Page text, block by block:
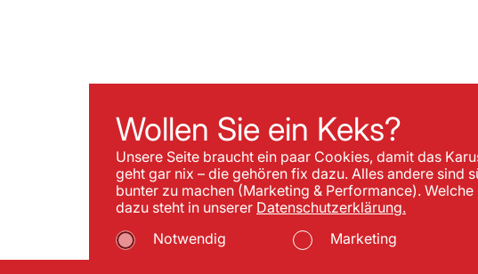
Wollen Sie ein Keks?
Unsere Seite braucht ein paar Cookies, damit das
geht gar nix – die gehören fix dazu. Alles andere sind
bunter zu machen (Marketing & Performance).
dazu steht in unserer Datenschutzerklärung.
Notwendig
Marketing